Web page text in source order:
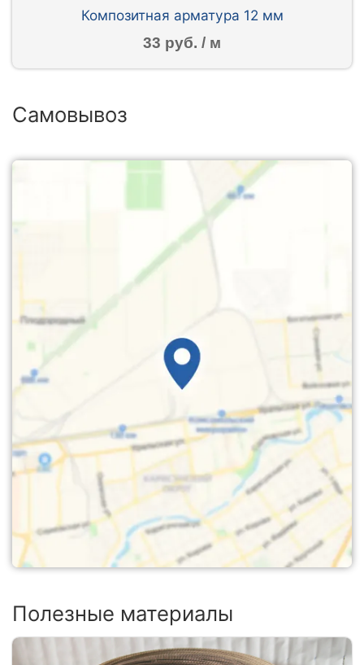
Композитная арматура 12 мм
33 руб. / м
Самовывоз
Полезные материалы